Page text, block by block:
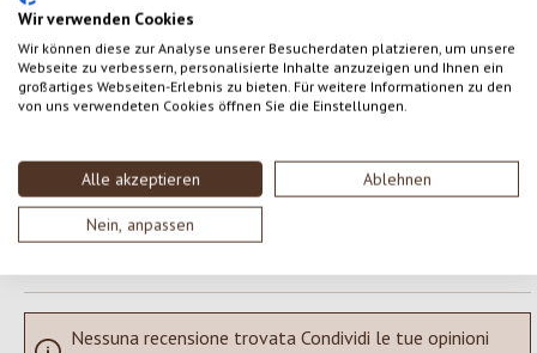
Wir verwenden Cookies
Wir können diese zur Analyse unserer Besucherdaten platzieren, um unsere
Webseite zu verbessern, personalisierte Inhalte anzuzeigen und Ihnen ein
großartiges Webseiten-Erlebnis zu bieten. Für weitere Informationen zu den
von uns verwendeten Cookies öffnen Sie die Einstellungen.
Alle akzeptieren Ablehnen
Nein, anpassen
Valutazione media di 0 su 5 stelle
Formula una valutazione!
Condividi le tue esperienze con il prodotto con altri clienti.
SCRIVERE UNA RECENSIONE
Visualizza le valutazioni solo nella lingua corrente.
Nessuna recensione trovata Condividi le tue opinioni